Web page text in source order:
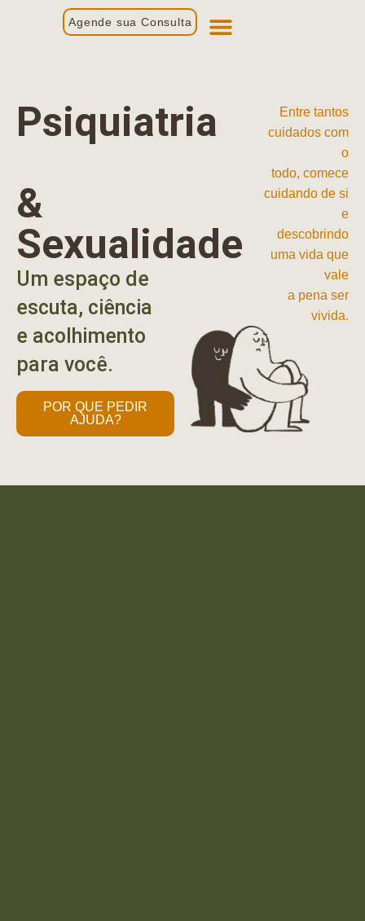
Agende sua Consulta
Psiquiatria
&
Sexualidade
Um espaço de
escuta, ciência
e acolhimento
para você.
POR QUE PEDIR
AJUDA?
Entre tantos
cuidados com
o
todo, comece
cuidando de si
e
descobrindo
uma vida que
vale
a pena ser
vivida.